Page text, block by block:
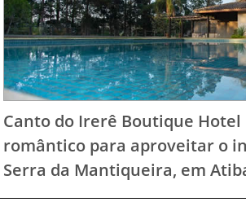
Canto do Irerê Boutique
romântico para aproveitar o
Serra da Mantiqueira, em